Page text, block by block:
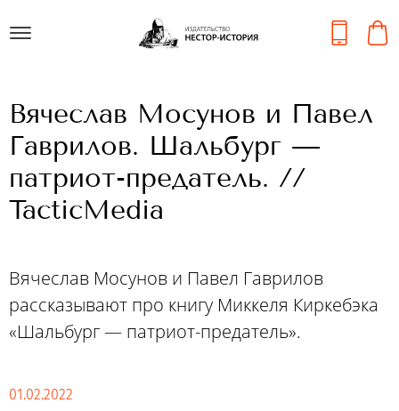
Вячеслав Мосунов и Павел
Гаврилов. Шальбург —
патриот-предатель. //
TacticMedia
Вячеслав Мосунов и Павел Гаврилов
рассказывают про книгу Миккеля Киркебэка
«Шальбург — патриот-предатель».
01.02.2022